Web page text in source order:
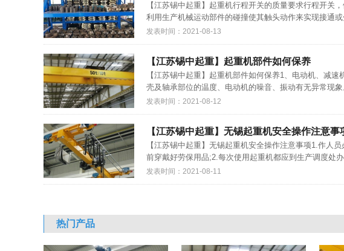
【江苏锡中起重】起重机行程开关的质量要求行程开关
利用生产机械运动部件的碰撞使其触头动作来实现接通
发表时间：2021-08-13
【江苏锡中起重】起重机部件如何保养
【江苏锡中起重】起重机部件如何保养1、电动机、减
壳及轴承部位的温度、电动机的噪音、振动有无异常现
发表时间：2021-08-12
【江苏锡中起重】无锡起重机安全操作注意事
【江苏锡中起重】无锡起重机安全操作注意事项1.作人
前穿戴好劳保用品;2.每次使用起重机都应到生产调度处
发表时间：2021-08-11
热门产品